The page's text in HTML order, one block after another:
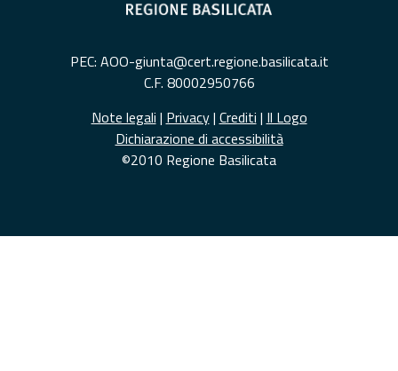
PEC: AOO-giunta@cert.regione.basilicata.it
C.F. 80002950766
Note legali | Privacy| Crediti | Il Logo
Dichiarazione di accessibilità
©2010 Regione Basilicata